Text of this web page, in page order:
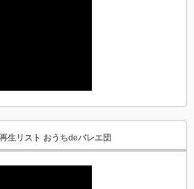
生リスト おうちdeバレエ団